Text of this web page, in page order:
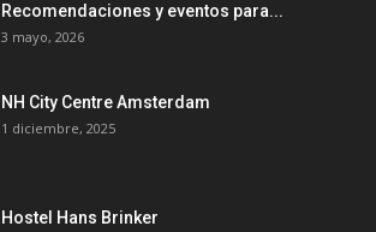
Recomendaciones y eventos para...
3 mayo, 2026
NH City Centre Amsterdam
1 diciembre, 2025
Hostel Hans Brinker